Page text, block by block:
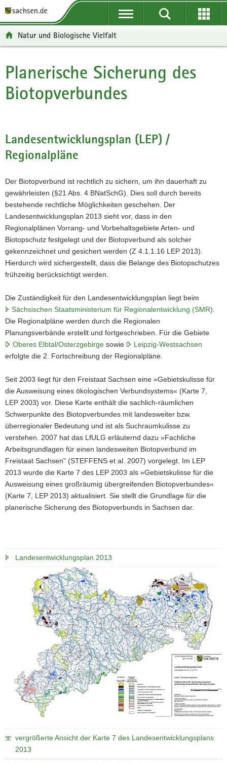
t
ü
b
e
e
i
e
n
d
e
N
a
v
i
g
t
o
n
t
n
a
v
t
i
n
p
n
h
a
t
e
I
n
m
a
i
o
n
t
-
B
e
c
h
Natur und Biologische Vielfalt
Hauptinhalt
Planerische Sicherung des
Biotopverbundes
Landesentwicklungsplan (LEP) /
Regionalpläne
Der Biotopverbund ist rechtlich zu sichern, um ihn dauerhaft zu
gewährleisten (§21 Abs. 4 BNatSchG). Dies soll durch bereits
bestehende rechtliche Möglichkeiten geschehen. Der
Landesentwicklungsplan 2013 sieht vor, dass in den
Regionalplänen Vorrang- und Vorbehaltsgebiete Arten- und
Biotopschutz festgelegt und der Biotopverbund als solcher
gekennzeichnet und gesichert werden (Z 4.1.1.16 LEP 2013).
Hierdurch wird sichergestellt, dass die Belange des Biotopschutzes
frühzeitig berücksichtigt werden.
Die Zuständigkeit für den Landesentwicklungsplan liegt beim
Sächsischen Staatsministerium für Regionalentwicklung (SMR)
Die Regionalpläne werden durch die Regionalen
Planungsverbände erstellt und fortgeschrieben. Für die Gebiete
Oberes Elbtal/Osterzgebirge sowie
Leipzig-Westsachsen
erfolgte die 2. Fortschreibung der Regionalpläne.
Seit 2003 liegt für den Freistaat Sachsen eine »Gebietskulisse für
die Ausweisung eines ökologischen Verbundsystems« (Karte 7,
LEP 2003) vor. Diese Karte enthält die sachlich-räumlichen
Schwerpunkte des Biotopverbundes mit landesweiter bzw.
überregionaler Bedeutung und ist als Suchraumkulisse zu
verstehen. 2007 hat das LfULG erläuternd dazu »Fachliche
Arbeitsgrundlagen für einen landesweiten Biotopverbund im
Freistaat Sachsen" (STEFFENS et al. 2007) vorgelegt. Im LEP
2013 wurde die Karte 7 des LEP 2003 als »Gebietskulisse für die
Ausweisung eines großräumig übergreifenden Biotopverbundes«
(Karte 7, LEP 2013) aktualisiert. Sie stellt die Grundlage für die
planerische Sicherung des Biotopverbunds in Sachsen dar.
Landesentwicklungsplan 2013
vergrößerte Ansicht der Karte 7 des Landesentwicklungsplans
2013